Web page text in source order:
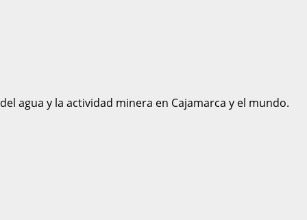
agua y la actividad minera en Cajamarca y el mundo.